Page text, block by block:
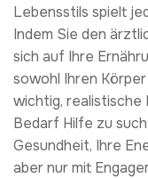
Lebensstils spielt
Indem Sie den
sich auf Ihre
sowohl Ihren
wichtig, realistische
Bedarf Hilfe zu
Gesundheit, Ihre
aber nur mit